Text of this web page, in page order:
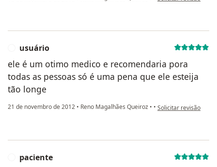
usuário
ele é um otimo medico e recomendaria pora
todas as pessoas só é uma pena que ele esteija
tão longe
21 de novembro de 2012 • Reno Magalhães Queiroz • • na opinião do
Solicitar revisão
paciente